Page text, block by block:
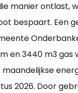
manier ontlast,
bespaart. Een
en 3440 m3 gas
2026. Door